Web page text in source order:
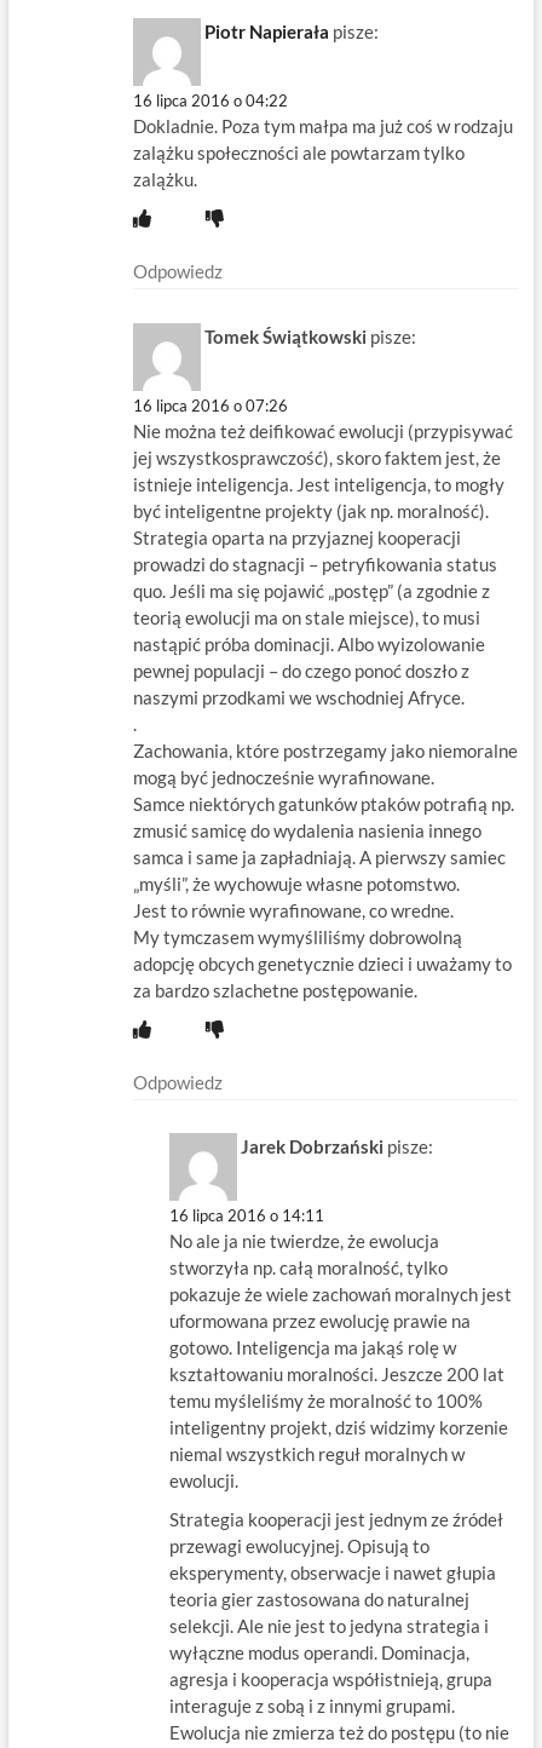
Piotr Napierała pisze:
16 lipca 2016 o 04:22
Dokladnie. Poza tym małpa ma już coś w rodzaju
zalążku społeczności ale powtarzam tylko
zalążku.
Odpowiedz
Tomek Świątkowski pisze:
16 lipca 2016 o 07:26
Nie można też deifikować ewolucji (przypisywać
jej wszystkosprawczość), skoro faktem jest, że
istnieje inteligencja. Jest inteligencja, to mogły
być inteligentne projekty (jak np. moralność).
Strategia oparta na przyjaznej kooperacji
prowadzi do stagnacji – petryfikowania status
quo. Jeśli ma się pojawić „postęp” (a zgodnie z
teorią ewolucji ma on stale miejsce), to musi
nastąpić próba dominacji. Albo wyizolowanie
pewnej populacji – do czego ponoć doszło z
naszymi przodkami we wschodniej Afryce.
.
Zachowania, które postrzegamy jako niemoralne
mogą być jednocześnie wyrafinowane.
Samce niektórych gatunków ptaków potrafią np.
zmusić samicę do wydalenia nasienia innego
samca i same ja zapładniają. A pierwszy samiec
„myśli”, że wychowuje własne potomstwo.
Jest to równie wyrafinowane, co wredne.
My tymczasem wymyśliliśmy dobrowolną
adopcję obcych genetycznie dzieci i uważamy to
za bardzo szlachetne postępowanie.
Odpowiedz
Jarek Dobrzański pisze:
16 lipca 2016 o 14:11
No ale ja nie twierdze, że ewolucja
stworzyła np. całą moralność, tylko
pokazuje że wiele zachowań moralnych jest
uformowana przez ewolucję prawie na
gotowo. Inteligencja ma jakąś rolę w
kształtowaniu moralności. Jeszcze 200 lat
temu myśleliśmy że moralność to 100%
inteligentny projekt, dziś widzimy korzenie
niemal wszystkich reguł moralnych w
ewolucji.
Strategia kooperacji jest jednym ze źródeł
przewagi ewolucyjnej. Opisują to
eksperymenty, obserwacje i nawet głupia
teoria gier zastosowana do naturalnej
selekcji. Ale nie jest to jedyna strategia i
wyłączne modus operandi. Dominacja,
agresja i kooperacja współistnieją, grupa
interaguje z sobą i z innymi grupami.
Ewolucja nie zmierza też do postępu (to nie